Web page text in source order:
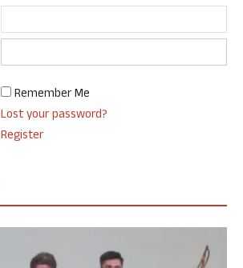
Remember Me
Lost your password?
Register